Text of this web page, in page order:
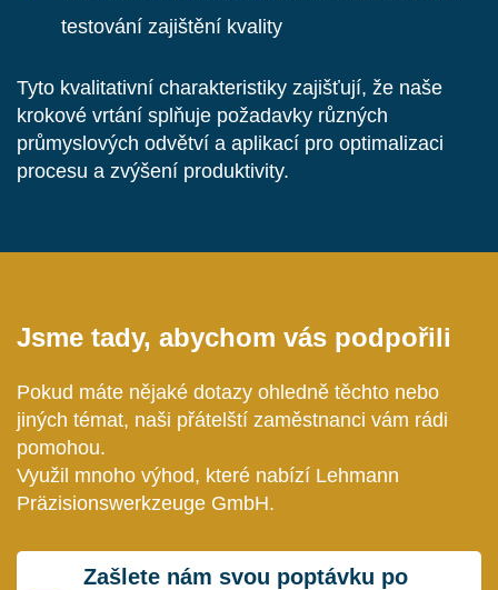
testování zajištění kvality
Tyto kvalitativní charakteristiky zajišťují, že naše
krokové vrtání splňuje požadavky různých
průmyslových odvětví a aplikací pro optimalizaci
procesu a zvýšení produktivity.
Jsme tady, abychom vás podpořili
Pokud máte nějaké dotazy ohledně těchto nebo
jiných témat, naši přátelští zaměstnanci vám rádi
pomohou.
Využil mnoho výhod, které nabízí Lehmann
Präzisionswerkzeuge GmbH.
Zašlete nám svou poptávku po